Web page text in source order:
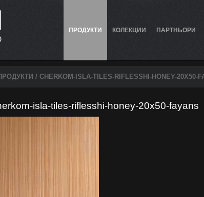
ПРОДУКТИ КОЛЕКЦИИ ПАРТНЬОРИ
/ CHERKOM-ISLA-TILES-RIFLESSHI-HONEY-20X50-
isla-tiles-riflesshi-honey-20x50-fayans